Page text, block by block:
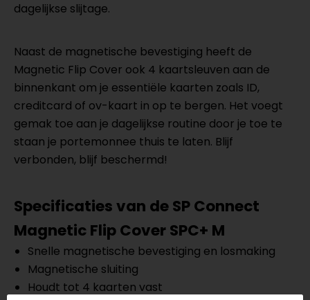
dagelijkse slijtage.
Naast de magnetische bevestiging heeft de
Magnetic Flip Cover ook 4 kaartsleuven aan de
binnenkant om je essentiële kaarten zoals ID,
creditcard of ov-kaart in op te bergen. Het voegt
gemak toe aan je dagelijkse routine door je toe te
staan je portemonnee thuis te laten. Blijf
verbonden, blijf beschermd!
Specificaties van de SP Connect
Magnetic Flip Cover SPC+ M
Snelle magnetische bevestiging en losmaking
Magnetische sluiting
Houdt tot 4 kaarten vast